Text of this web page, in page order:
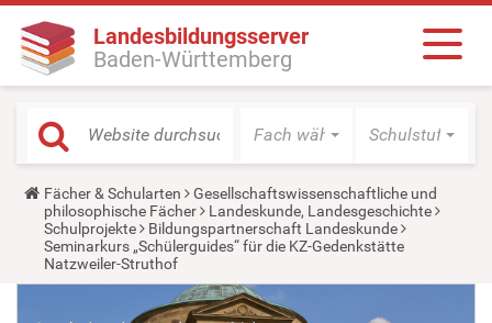
Landesbildungsserver
Baden-Württemberg
Fach wählen Schulstufe
Y
o
u
a
r
e
Fächer & Schularten
Gesellschaftswissenschaftliche und
philosophische Fächer
Landeskunde, Landesgeschichte
Schulprojekte
Bildungspartnerschaft Landeskunde
Seminarkurs „Schülerguides“ für die KZ-Gedenkstätte
Natzweiler-Struthof